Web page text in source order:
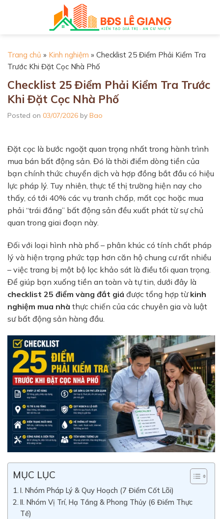
Trang chủ » Kinh nghiệm » Checklist 25 Điểm Phải Kiểm Tra
Trước Khi Đặt Cọc Nhà Phố
Checklist 25 Điểm Phải Kiểm Tra Trước
Khi Đặt Cọc Nhà Phố
Posted on 03/07/2026 by Bao
Đặt cọc là bước ngoặt quan trọng nhất trong hành trình
mua bán bất động sản. Đó là thời điểm dòng tiền của
bạn chính thức chuyển dịch và hợp đồng bắt đầu có hiệu
lực pháp lý. Tuy nhiên, thực tế thị trường hiện nay cho
thấy, có tới 40% các vụ tranh chấp, mất cọc hoặc mua
phải “trái đắng” bất động sản đều xuất phát từ sự chủ
quan trong giai đoạn này.
Đối với loại hình nhà phố – phân khúc có tính chất pháp
lý và hiện trạng phức tạp hơn căn hộ chung cư rất nhiều
– việc trang bị một bộ lọc khảo sát là điều tối quan trọng.
Để giúp bạn xuống tiền an toàn và tự tin, dưới đây là
checklist 25 điểm vàng đắt giá được tổng hợp từ kinh
nghiệm mua nhà thực chiến của các chuyên gia và luật
sư bất động sản hàng đầu.
MỤC LỤC
I. Nhóm Pháp Lý & Quy Hoạch (7 Điểm Cốt Lõi)
II. Nhóm Vị Trí, Hạ Tầng & Phong Thủy (6 Điểm Thực
Tế)